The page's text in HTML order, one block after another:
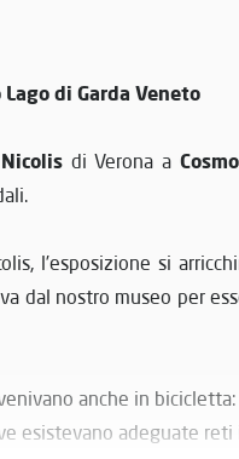
di Garda Veneto
di Verona a
l’esposizione si
dal nostro museo per
anche in
esistevano adeguate reti